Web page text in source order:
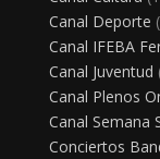
Canal Deporte
Canal IFEBA
Canal Juventud
Canal Plenos
Canal Semana
Conciertos